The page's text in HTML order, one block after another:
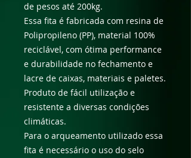
de pesos até 200kg.
Essa fita é fabricada com resina de
Polipropileno (PP), material 100%
reciclável, com ótima performance
e durabilidade no fechamento e
lacre de caixas, materiais e paletes.
Produto de fácil utilização e
resistente a diversas condições
climáticas.
Para o arqueamento utilizado essa
fita é necessário o uso do selo